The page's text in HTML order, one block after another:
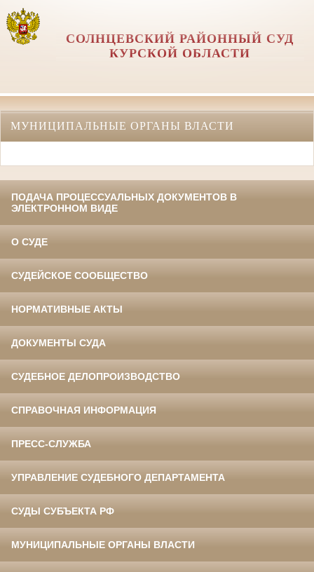
СОЛНЦЕВСКИЙ РАЙОННЫЙ СУД
КУРСКОЙ ОБЛАСТИ
МУНИЦИПАЛЬНЫЕ ОРГАНЫ ВЛАСТИ
ПОДАЧА ПРОЦЕССУАЛЬНЫХ ДОКУМЕНТОВ В
ЭЛЕКТРОННОМ ВИДЕ
О СУДЕ
СУДЕЙСКОЕ СООБЩЕСТВО
НОРМАТИВНЫЕ АКТЫ
ДОКУМЕНТЫ СУДА
СУДЕБНОЕ ДЕЛОПРОИЗВОДСТВО
СПРАВОЧНАЯ ИНФОРМАЦИЯ
ПРЕСС-СЛУЖБА
УПРАВЛЕНИЕ СУДЕБНОГО ДЕПАРТАМЕНТА
СУДЫ СУБЪЕКТА РФ
МУНИЦИПАЛЬНЫЕ ОРГАНЫ ВЛАСТИ